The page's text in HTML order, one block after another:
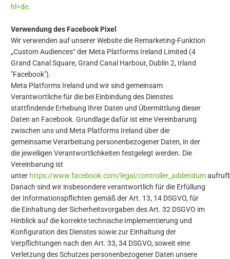
hl=de.
Verwendung des Facebook Pixel
Wir verwenden auf unserer Website die Remarketing-Funktion
„Custom Audiences“ der Meta Platforms Ireland Limited (4
Grand Canal Square, Grand Canal Harbour, Dublin 2, Irland
"Facebook").
Meta Platforms Ireland und wir sind gemeinsam
Verantwortliche für die bei Einbindung des Dienstes
stattfindende Erhebung Ihrer Daten und Übermittlung dieser
Daten an Facebook. Grundlage dafür ist eine Vereinbarung
zwischen uns und Meta Platforms Ireland über die
gemeinsame Verarbeitung personenbezogener Daten, in der
die jeweiligen Verantwortlichkeiten festgelegt werden. Die
Vereinbarung ist
unter https://www.facebook.com/legal/controller_addendum
Danach sind wir insbesondere verantwortlich für die Erfüllung
der Informationspflichten gemäß der Art. 13, 14 DSGVO, für
die Einhaltung der Sicherheitsvorgaben des Art. 32 DSGVO im
Hinblick auf die korrekte technische Implementierung und
Konfiguration des Dienstes sowie zur Einhaltung der
Verpflichtungen nach den Art. 33, 34 DSGVO, soweit eine
Verletzung des Schutzes personenbezogener Daten unsere